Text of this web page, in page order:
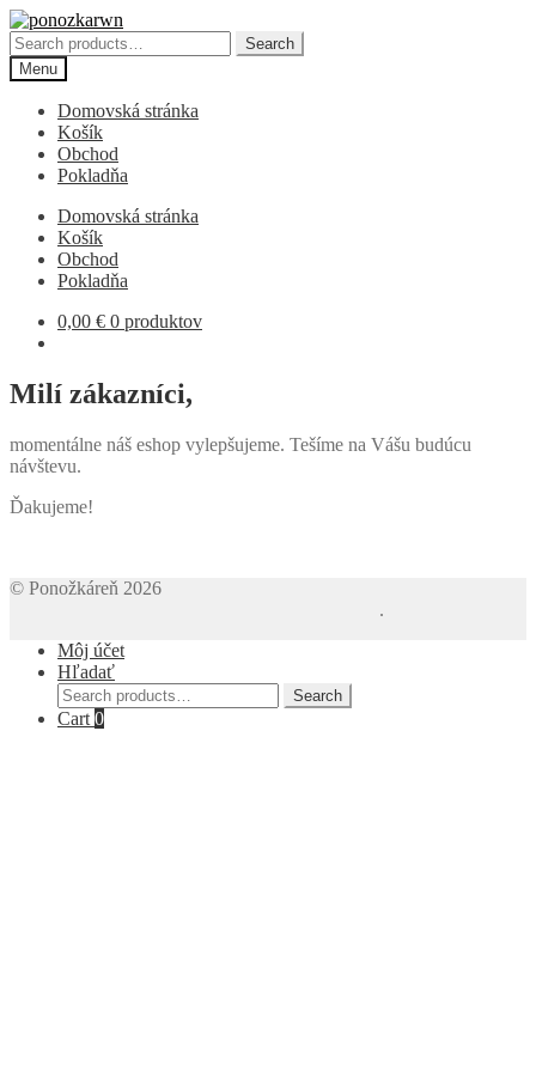
Preskočiť
na
navigáciu
Preskočiť
na
obsah
Search
for:
Search
Menu
Domovská stránka
Košík
Obchod
Pokladňa
Domovská stránka
Košík
Obchod
Pokladňa
0,00 € 0 produktov
Milí zákazníci,
momentálne náš eshop vylepšujeme. Tešíme na Vášu budúcu
návštevu.
Ďakujeme!
© Ponožkáreň 2026
.
Môj účet
Hľadať
Search
for:
Search
Cart 0